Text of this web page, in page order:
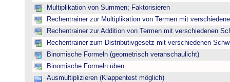
Multiplikation von Summen; Faktorisieren
Rechentrainer zur Multiplikation von Termen mit
Rechentrainer zur Addition von Termen mit verschiedenen
Rechentrainer zum Distributivgesetz mit verschiedenen
Binomische Formeln (geometrisch veranschaulicht)
Binomische Formeln üben
Ausmultiplizieren (Klappentest möglich)